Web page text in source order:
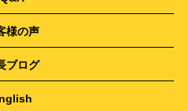
様の声
ブログ